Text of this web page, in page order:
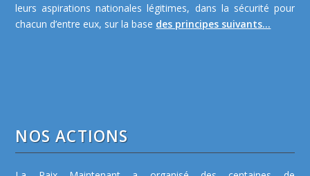
leurs aspirations nationales légitimes, dans la sécurité pour
chacun d’entre eux, sur la base des principes suivants...
NOS ACTIONS